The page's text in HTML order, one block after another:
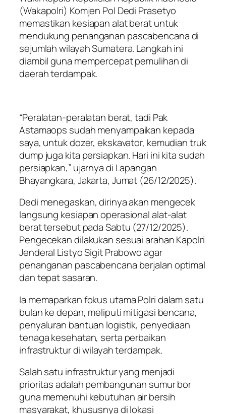
(Wakapolri) Komjen Pol Dedi Prasetyo
memastikan kesiapan alat berat untuk
mendukung penanganan pascabencana di
sejumlah wilayah Sumatera. Langkah ini
diambil guna mempercepat pemulihan di
daerah terdampak.
“Peralatan-peralatan berat, tadi Pak
Astamaops sudah menyampaikan kepada
saya, untuk dozer, ekskavator, kemudian truk
dump juga kita persiapkan. Hari ini kita sudah
persiapkan,” ujarnya di Lapangan
Bhayangkara, Jakarta, Jumat (26/12/2025).
Dedi menegaskan, dirinya akan mengecek
langsung kesiapan operasional alat-alat
berat tersebut pada Sabtu (27/12/2025).
Pengecekan dilakukan sesuai arahan Kapolri
Jenderal Listyo Sigit Prabowo agar
penanganan pascabencana berjalan optimal
dan tepat sasaran.
Ia memaparkan fokus utama Polri dalam satu
bulan ke depan, meliputi mitigasi bencana,
penyaluran bantuan logistik, penyediaan
tenaga kesehatan, serta perbaikan
infrastruktur di wilayah terdampak.
Salah satu infrastruktur yang menjadi
prioritas adalah pembangunan sumur bor
guna memenuhi kebutuhan air bersih
masyarakat, khususnya di lokasi